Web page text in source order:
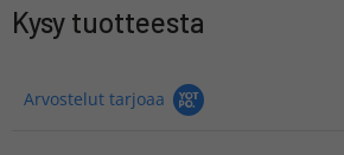
Kysy tuotteesta
Arvostelut tarjoaa